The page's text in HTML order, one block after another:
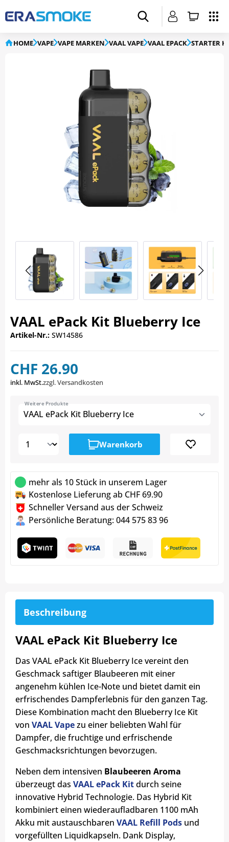
HOME VAPE VAPE MARKEN VAAL VAPE VAAL EPACK STARTER
VAAL ePack Kit Blueberry Ice
Artikel-Nr.: SW14586
CHF 26.90
inkl. MwSt.zzgl. Versandkosten
VAAL ePack Kit Blueberry Ice
Weitere Produkte
Warenkorb
mehr als 10 Stück in unserem Lager
Kostenlose Lieferung ab CHF 69.90
Schneller Versand aus der Schweiz
Persönliche Beratung: 044 575 83 96
Beschreibung
VAAL ePack Kit Blueberry Ice
Das VAAL ePack Kit Blueberry Ice vereint den
Geschmack saftiger Blaubeeren mit einer
angenehm kühlen Ice-Note und bietet damit ein
erfrischendes Dampferlebnis für den ganzen Tag.
Diese Kombination macht den Blueberry Ice Kit
von VAAL Vapezu einer beliebten Wahl für
Dampfer, die fruchtige und erfrischende
Geschmacksrichtungen bevorzugen.
Neben dem intensiven Blaubeeren Aroma
überzeugt das VAAL ePack Kitdurch seine
innovative Hybrid Technologie. Das Hybrid Kit
kombiniert einen wiederaufladbaren 1100 mAh
Akku mit austauschbaren VAAL Refill Pods und
vorgefüllten Liquidkapseln. Dank Display,